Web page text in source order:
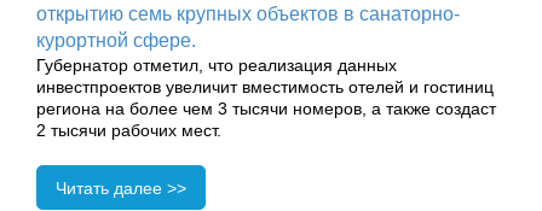
открытию семь крупных объектов в санаторно-
курортной сфере.
Губернатор отметил, что реализация данных
инвестпроектов увеличит вместимость отелей и гостиниц
региона на более чем 3 тысячи номеров, а также создаст
2 тысячи рабочих мест.
Читать далее >>